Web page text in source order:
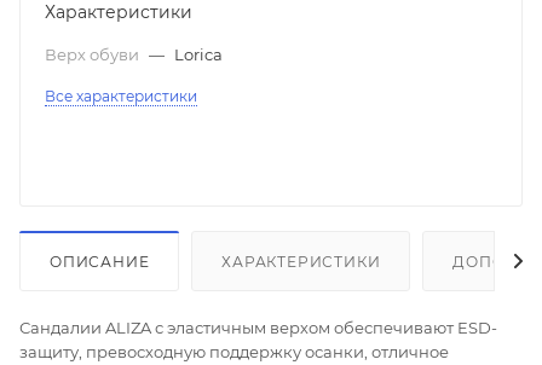
Характеристики
Верх обуви — Lorica
Все характеристики
ОПИСАНИЕ ХАРАКТЕРИСТИКИ
Сандалии ALIZA с эластичным верхом обеспечивают ESD-
защиту, превосходную поддержку осанки, отличное